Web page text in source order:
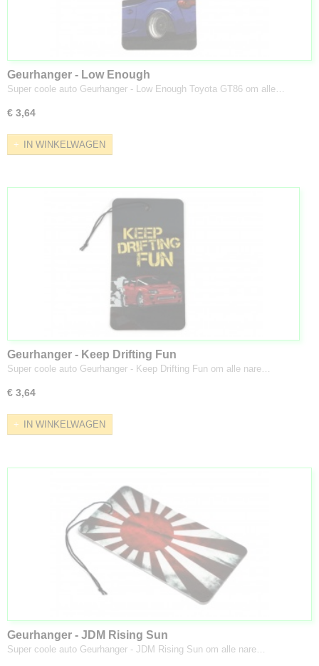
Geurhanger - Low Enough
Super coole auto Geurhanger - Low Enough Toyota GT86 om alle…
€ 3,64
IN WINKELWAGEN
Geurhanger - Keep Drifting Fun
Super coole auto Geurhanger - Keep Drifting Fun om alle nare…
€ 3,64
IN WINKELWAGEN
Geurhanger - JDM Rising Sun
Super coole auto Geurhanger - JDM Rising Sun om alle nare…